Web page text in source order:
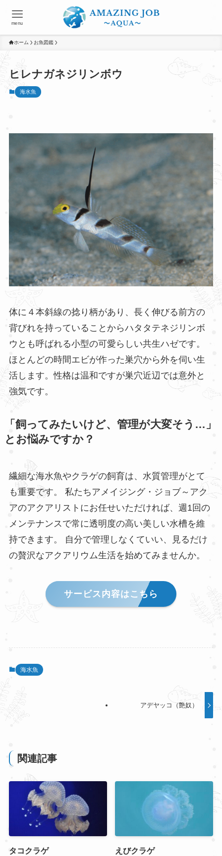
menu
ホーム お魚図鑑
ヒレナガネジリンボウ
海水魚
体に４本斜線の捻り柄があり、長く伸びる前方の
背びれを持っていることからハタタテネジリンボ
ウとも呼ばれる小型の可愛らしい共生ハゼです。
ほとんどの時間エビが作った巣穴から外を伺い生
活します。性格は温和ですが巣穴近辺では意外と
強気です。
「飼ってみたいけど、管理が大変そう…」
とお悩みですか？
繊細な海水魚やクラゲの飼育は、水質管理がとて
も重要です。 私たちアメイジング・ジョブ～アク
アのアクアリストにお任せいただければ、週1回の
メンテナンスで常に透明度の高い美しい水槽を維
持できます。 自分で管理しなくていい、見るだけ
の贅沢なアクアリウム生活を始めてみませんか。
サービス内容はこちら
海水魚
アデヤッコ（艶奴）
関連記事
タコクラゲ えびクラゲ